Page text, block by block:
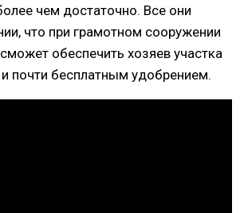
чем достаточно. Все они
что при грамотном сооружении
обеспечить хозяев участка
почти бесплатным удобрением.